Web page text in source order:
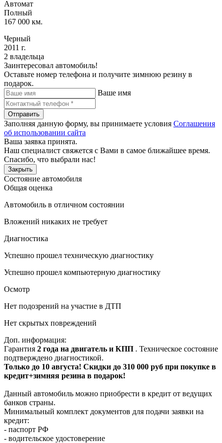
Автомат
Полный
167 000 км.
Черный
2011 г.
2 владельца
Заинтересовал автомобиль!
Оставьте номер телефона и получите зимнюю резину в
подарок.
Ваше имя
Отправить
Заполняя данную форму, вы принимаете условия Соглашения
об использовании сайта
Ваша заявка принята.
Наш специалист свяжется с Вами в самое ближайшее время.
Спасибо, что выбрали нас!
Закрыть
Состояние автомобиля
Общая оценка
Автомобиль в отличном состоянии
Вложений никаких не требует
Диагностика
Успешно прошел техническую диагностику
Успешно прошел компьютерную диагностику
Осмотр
Нет подозрений на участие в ДТП
Нет скрытых повреждений
Доп. информация:
Гарантия 2 года на двигатель и КПП . Техническое состояние
подтверждено диагностикой.
Только до 10 августа! Скидки до 310 000 руб при покупке в
кредит+зимняя резина в подарок!
Данный автомобиль можно приобрести в кредит от ведущих
банков страны.
Минимальный комплект документов для подачи заявки на
кредит:
- паспорт РФ
- водительское удостоверение